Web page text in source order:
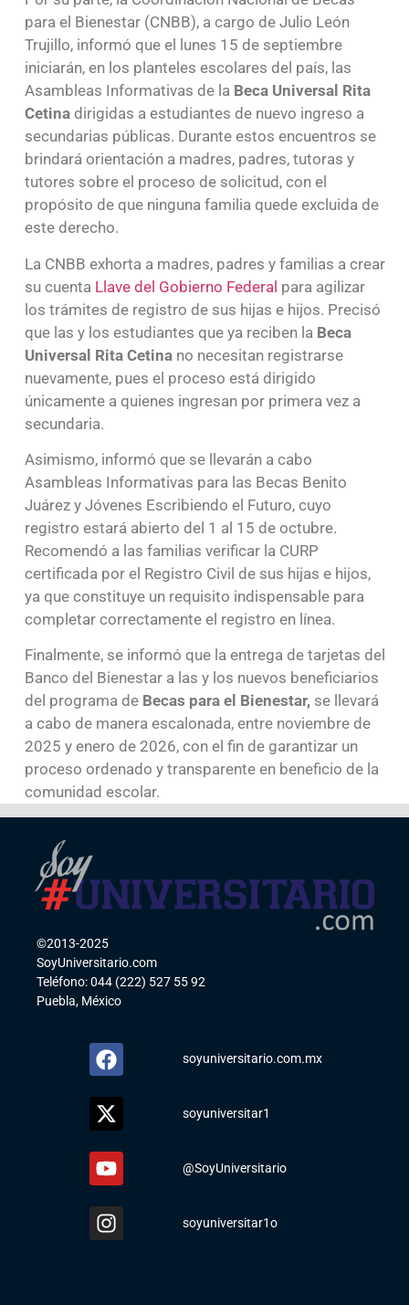
para el Bienestar (CNBB), a cargo de Julio León
Trujillo, informó que el lunes 15 de septiembre
iniciarán, en los planteles escolares del país, las
Asambleas Informativas de la Beca Universal Rita
Cetinadirigidas a estudiantes de nuevo ingreso a
secundarias públicas. Durante estos encuentros se
brindará orientación a madres, padres, tutoras y
tutores sobre el proceso de solicitud, con el
propósito de que ninguna familia quede excluida de
este derecho.
La CNBB exhorta a madres, padres y familias a crear
su cuenta Llave del Gobierno Federal para agilizar
los trámites de registro de sus hijas e hijos. Precisó
que las y los estudiantes que ya reciben la Beca
Universal Rita Cetinano necesitan registrarse
nuevamente, pues el proceso está dirigido
únicamente a quienes ingresan por primera vez a
secundaria.
Asimismo, informó que se llevarán a cabo
Asambleas Informativas para las Becas Benito
Juárez y Jóvenes Escribiendo el Futuro, cuyo
registro estará abierto del 1 al 15 de octubre.
Recomendó a las familias verificar la CURP
certificada por el Registro Civil de sus hijas e hijos,
ya que constituye un requisito indispensable para
completar correctamente el registro en línea.
Finalmente, se informó que la entrega de tarjetas del
Banco del Bienestar a las y los nuevos beneficiarios
del programa de Becas para el Bienestar,se llevará
a cabo de manera escalonada, entre noviembre de
2025 y enero de 2026, con el fin de garantizar un
proceso ordenado y transparente en beneficio de la
comunidad escolar.
©2013-2025
SoyUniversitario.com
Teléfono: 044 (222) 527 55 92
Puebla, México
soyuniversitario.com.mx
soyuniversitar1
@SoyUniversitario
soyuniversitar1o